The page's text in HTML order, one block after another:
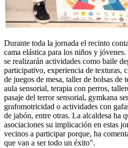
Durante toda la jornada el recinto
cama elástica para los niños y
se realizarán actividades como baile
participativo, experiencia de texturas,
de juegos de mesa, taller de bolsas de
aula sensorial, terapia con perros,
pasaje del terror sensorial, gymkana
grafomotricidad o actividades con
de jabón, entre otras. La alcaldesa ha
asociaciones su implicación en estas
vecinos a participar porque, ha
que van a ser todo un éxito".